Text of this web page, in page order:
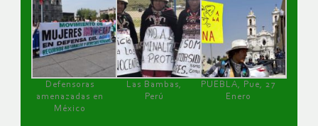
Defensoras
amenazadas en
México
Las Bambas,
Perú
PUEBLA, Pue, 27
Enero